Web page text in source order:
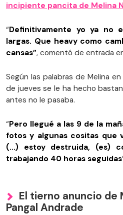
incipiente pancita de Melina
“Definitivamente yo ya no
largas. Que heavy como
cansas”, comentó de entrada
Según las palabras de Melina
de jueves se le ha hecho
antes no le pasaba.
“Pero llegué a las 9 de la
fotos y algunas cositas que
(...) estoy destruida, (es)
trabajando 40 horas seguidas
El tierno anuncio de
Pangal Andrade